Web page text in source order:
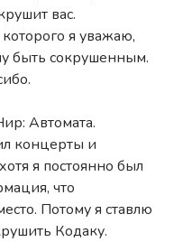
OST
Theory
Taro
вас.
я уважаю,
быть сокрушенным.
Автомата.
концерты и
я постоянно был
что
Потому я ставлю
Кодаку.